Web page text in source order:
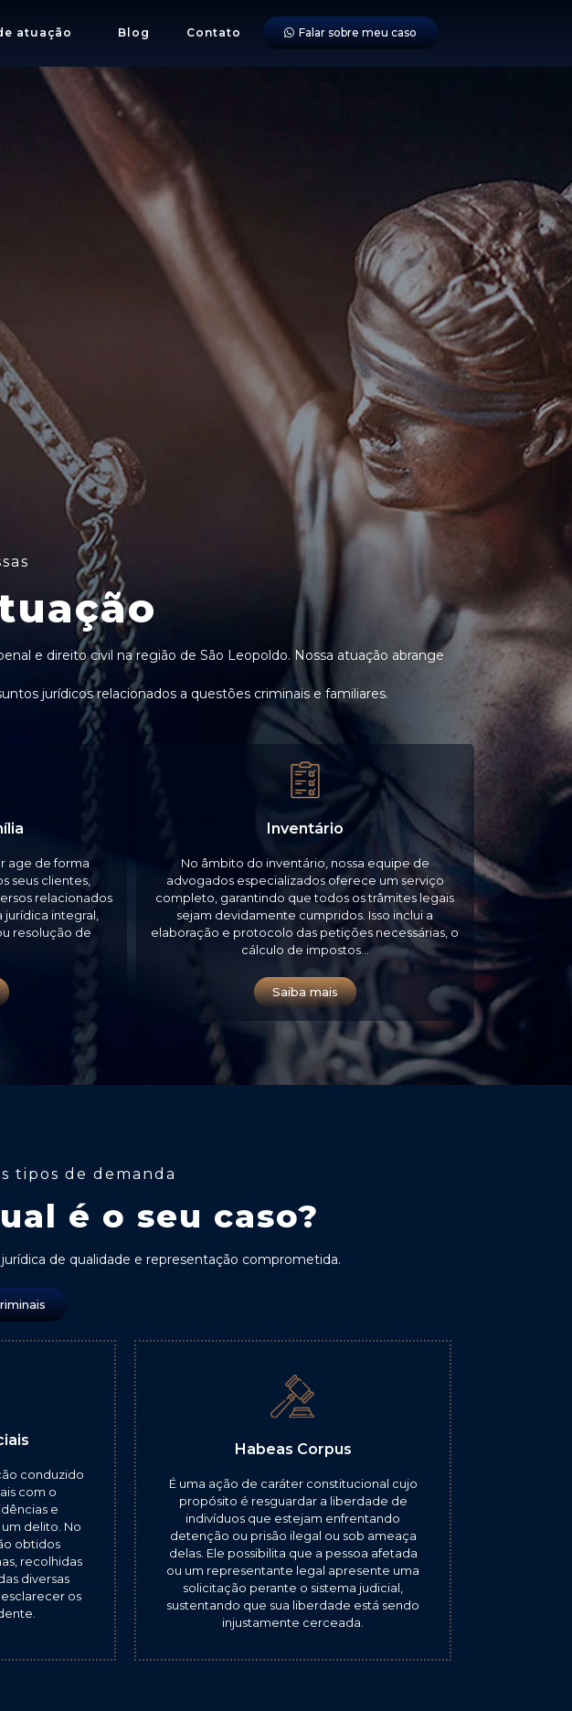
atuação Blog Contato Falar sobre meu caso
e direito civil na região de São Leopoldo. Nossa atuação abrange
jurídicos relacionados a questões criminais e familiares.
age de forma
seus clientes,
relacionados
jurídica integral,
resolução de
Inventário
No âmbito do inventário, nossa equipe de
advogados especializados oferece um serviço
completo, garantindo que todos os trâmites legais
sejam devidamente cumpridos. Isso inclui a
elaboração e protocolo das petições necessárias, o
cálculo de impostos…
Saiba mais
tipos de demanda
é o seu caso?
de qualidade e representação comprometida.
conduzido
com o
e
delito. No
obtidos
recolhidas
diversas
os
Habeas Corpus
É uma ação de caráter constitucional cujo
propósito é resguardar a liberdade de
indivíduos que estejam enfrentando
detenção ou prisão ilegal ou sob ameaça
delas. Ele possibilita que a pessoa afetada
ou um representante legal apresente uma
solicitação perante o sistema judicial,
sustentando que sua liberdade está sendo
injustamente cerceada.